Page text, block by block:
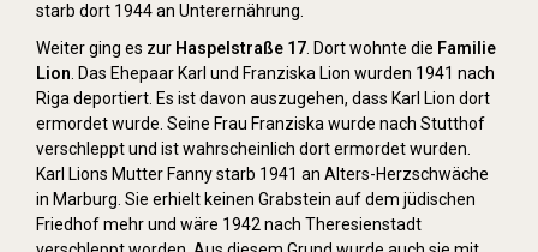
starb dort 1944 an Unterernährung.
Weiter ging es zur Haspelstraße 17 . Dort wohnte die Familie
Lion . Das Ehepaar Karl und Franziska Lion wurden 1941 nach
Riga deportiert. Es ist davon auszugehen, dass Karl Lion dort
ermordet wurde. Seine Frau Franziska wurde nach Stutthof
verschleppt und ist wahrscheinlich dort ermordet wurden.
Karl Lions Mutter Fanny starb 1941 an Alters-Herzschwäche
in Marburg. Sie erhielt keinen Grabstein auf dem jüdischen
Friedhof mehr und wäre 1942 nach Theresienstadt